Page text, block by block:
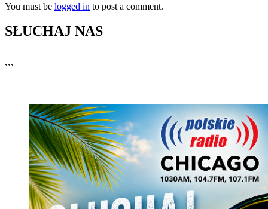
You must be logged in to post a comment.
SŁUCHAJ NAS
```